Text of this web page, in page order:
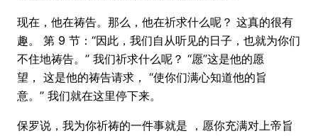
现在，他在祷告。那么，他在祈求什么呢？ 这真的很有
趣。 第 9 节：“因此，我们自从听见的日子，也就为你们
不住地祷告。” 我们祈求什么呢？ “愿”这是他的愿
望， 这是他的祷告请求， “使你们满心知道他的旨
意。” 我们就在这里停下来。
保罗说，我为你祈祷的一件事就是 ，愿你充满对上帝旨